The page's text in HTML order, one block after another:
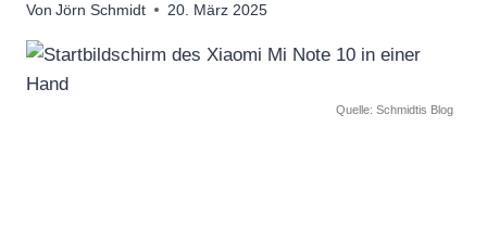
Von Jörn Schmidt 20. März 2025
Quelle: Schmidtis Blog